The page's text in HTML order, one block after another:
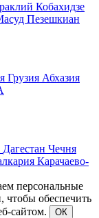
Кобахидзе
Пезешкиан
Грузия Абхазия
Дагестан Чечня
Карачаево-
персональные
чтобы обеспечить
сайтом.
ОК